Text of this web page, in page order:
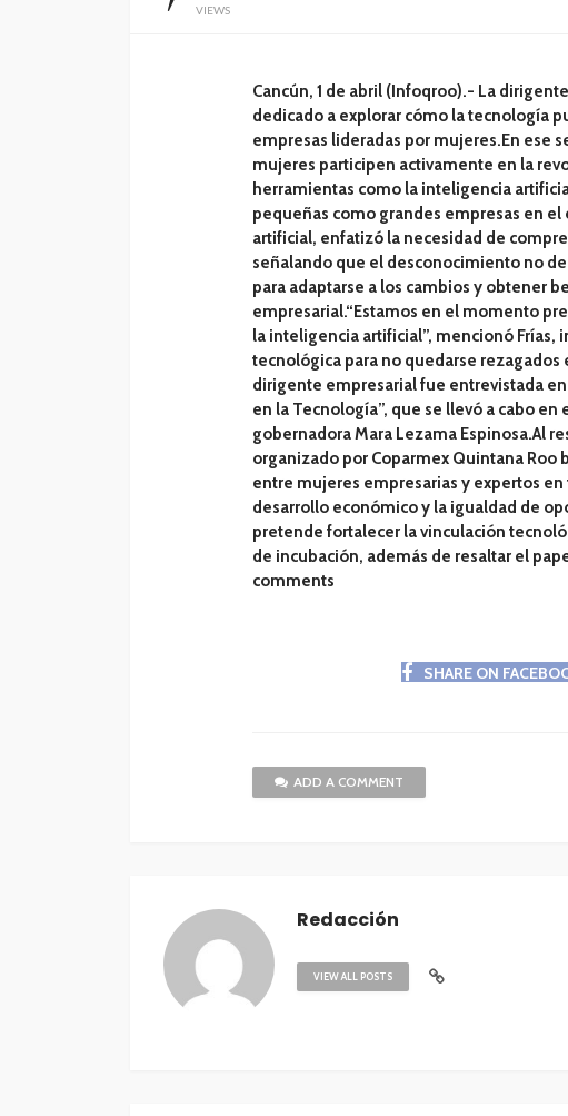
VIEWS
Cancún, 1 de abril (Infoqroo).- La
dedicado a explorar cómo la tecnología
empresas lideradas por mujeres.En ese
mujeres participen activamente en la
herramientas como la inteligencia
pequeñas como grandes empresas en
artificial, enfatizó la necesidad de
señalando que el desconocimiento no
para adaptarse a los cambios y obtener
empresarial.“Estamos en el momento
la inteligencia artificial”, mencionó Frías,
tecnológica para no quedarse
dirigente empresarial fue entrevistada
en la Tecnología”, que se llevó a cabo en
gobernadora Mara Lezama Espinosa.Al
organizado por Coparmex Quintana
entre mujeres empresarias y expertos
desarrollo económico y la igualdad de
pretende fortalecer la vinculación
de incubación, además de resaltar el
comments
SHARE ON
ADD A COMMENT
Redacción
VIEW ALL POSTS